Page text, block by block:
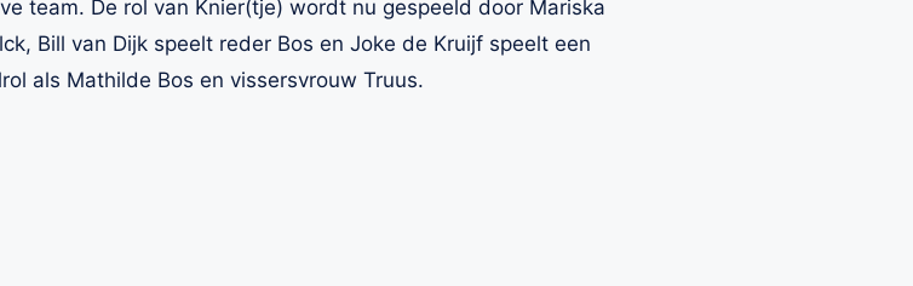
team. De rol van Knier(tje) wordt nu gespeeld door Mariska
Bill van Dijk speelt reder Bos en Joke de Kruijf speelt een
als Mathilde Bos en vissersvrouw Truus.